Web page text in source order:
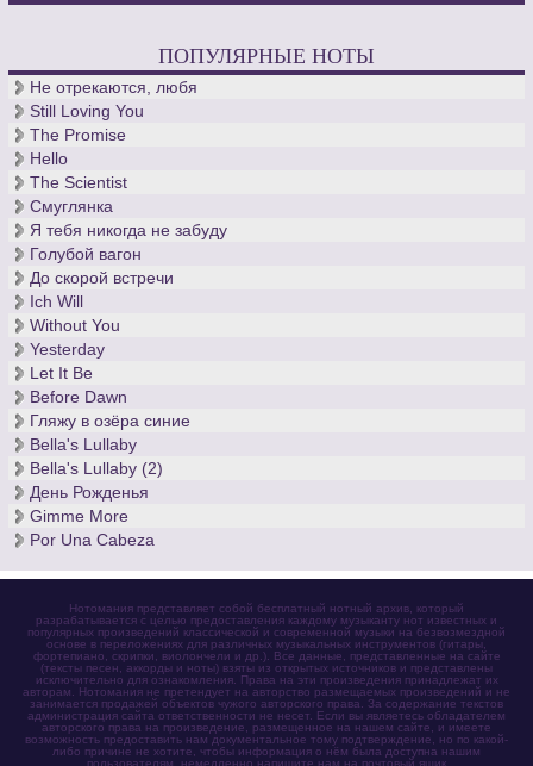
ПОПУЛЯРНЫЕ НОТЫ
Не отрекаются, любя
Still Loving You
The Promise
Hello
The Scientist
Смуглянка
Я тебя никогда не забуду
Голубой вагон
До скорой встречи
Ich Will
Without You
Yesterday
Let It Be
Before Dawn
Гляжу в озёра синие
Bella's Lullaby
Bella's Lullaby (2)
День Рожденья
Gimme More
Por Una Cabeza
Нотомания представляет собой бесплатный нотный архив, который
разрабатывается с целью предоставления каждому музыканту нот известных и
популярных произведений классической и современной музыки на безвозмездной
основе в переложениях для различных музыкальных инструментов (гитары,
фортепиано, скрипки, виолончели и др.). Все данные, представленные на сайте
(тексты песен, аккорды и ноты) взяты из открытых источников и представлены
исключительно для ознакомления. Права на эти произведения принадлежат их
авторам. Нотомания не претендует на авторство размещаемых произведений и не
занимается продажей объектов чужого авторского права. За содержание текстов
администрация сайта ответственности не несет. Если вы являетесь обладателем
авторского права на произведение, размещенное на нашем сайте, и имеете
возможность предоставить нам документальное тому подтверждение, но по какой-
либо причине не хотите, чтобы информация о нём была доступна нашим
пользователям, немедленно напишите нам на почтовый ящик